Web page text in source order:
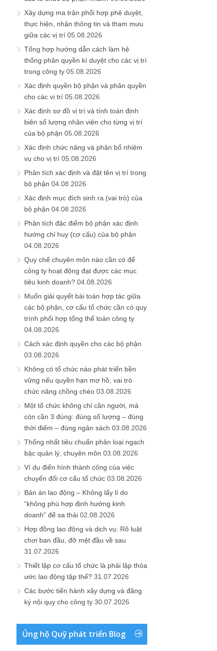
Xây dựng ma trận phối hợp phê duyệt,
thực hiện, nhận thông tin và tham mưu
giữa các vị trí 05.08.2026
Tổng hợp hướng dẫn cách làm hệ
thống phân quyền kí duyệt cho các vị trí
trong công ty 05.08.2026
Xác định quyền bộ phận và phân quyền
cho các vị trí 05.08.2026
Xác định sơ đồ vị trí và tính toán định
biên số lượng nhân viên cho từng vị trí
của bộ phận 05.08.2026
Xác định chức năng và phân bổ nhiệm
vụ cho vị trí 05.08.2026
Phân tích xác định và đặt tên vị trí trong
bộ phận 04.08.2026
Xác định mục đích sinh ra (vai trò) của
bộ phận 04.08.2026
Phân tích đặc điểm bộ phận xác định
hướng chỉ huy (cơ cấu) của bộ phận
04.08.2026
Quy chế chuyên môn nào cần có để
công ty hoạt động đạt được các mục
tiêu kinh doanh? 04.08.2026
Muốn giải quyết bài toán hợp tác giữa
các bộ phận, cơ cấu tổ chức cần có quy
trình phối hợp tổng thể toàn công ty
04.08.2026
Cách xác định quyền cho các bộ phận
03.08.2026
Không có tổ chức nào phát triển bền
vững nếu quyền hạn mơ hồ, vai trò
chức năng chồng chéo 03.08.2026
Một tổ chức không chỉ cần người, mà
còn cần 3 đúng: đúng số lượng – đúng
thời điểm – đúng ngân sách 03.08.2026
Thống nhất tiêu chuẩn phân loại ngạch
bậc quản lý, chuyên môn 03.08.2026
Ví dụ điển hình thành công của việc
chuyển đổi cơ cấu tổ chức 03.08.2026
Bản án lao động – Không lấy lí do
“không phù hợp định hướng kinh
doanh” để sa thải 02.08.2026
Hợp đồng lao động và dịch vụ: Rõ luật
chơi ban đầu, đỡ mệt đầu về sau
31.07.2026
Thiết lập cơ cấu tổ chức là phải lập thỏa
ước lao động tập thể? 31.07.2026
Các bước tiến hành xây dựng và đăng
ký nội quy cho công ty 30.07.2026
Ủng hộ Quỹ phát triển Blog